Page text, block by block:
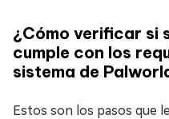
¿Cómo verificar si
cumple con los
sistema de
Estos son los pasos que